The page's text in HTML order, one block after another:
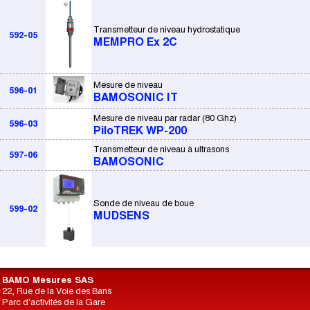
592-05
Transmetteur de niveau hydrostatique
MEMPRO Ex 2C
596-01
Mesure de niveau
BAMOSONIC IT
596-03
Mesure de niveau par radar (80 Ghz)
PiloTREK WP-200
597-06
Transmetteur de niveau à ultrasons
BAMOSONIC
599-02
Sonde de niveau de boue
MUDSENS
BAMO Mesures SAS
22, Rue de la Voie des Bans
Parc d'activités de la Gare